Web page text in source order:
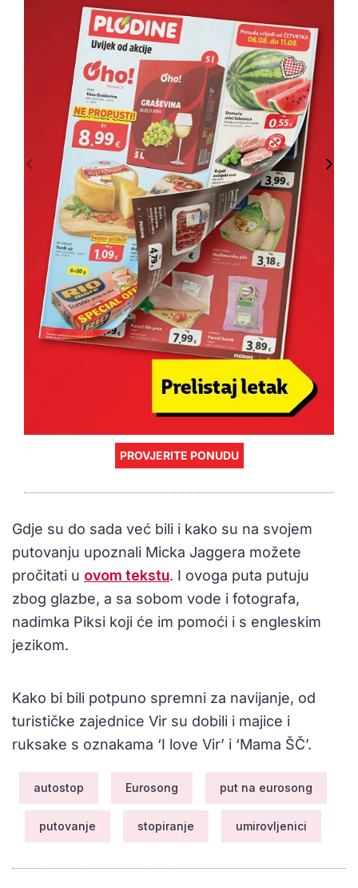
PROVJERITE PONUDU
Gdje su do sada već bili i kako su na svojem
putovanju upoznali Micka Jaggera možete
pročitati u ovom tekstu. I ovoga puta putuju
zbog glazbe, a sa sobom vode i fotografa,
nadimka Piksi koji će im pomoći i s engleskim
jezikom.
Kako bi bili potpuno spremni za navijanje, od
turističke zajednice Vir su dobili i majice i
ruksake s oznakama ‘I love Vir’ i ‘Mama ŠČ’.
autostop Eurosong put na eurosong
putovanje stopiranje umirovljenici